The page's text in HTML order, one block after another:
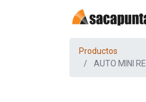
Productos
AUTO MINI